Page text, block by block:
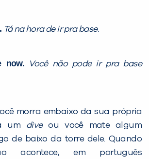
Tá na hora de ir pra base.
now.
Você não pode ir pra base
morra embaixo da sua própria
um diveou você mate algum
de baixo da torre dele. Quando
acontece, em português